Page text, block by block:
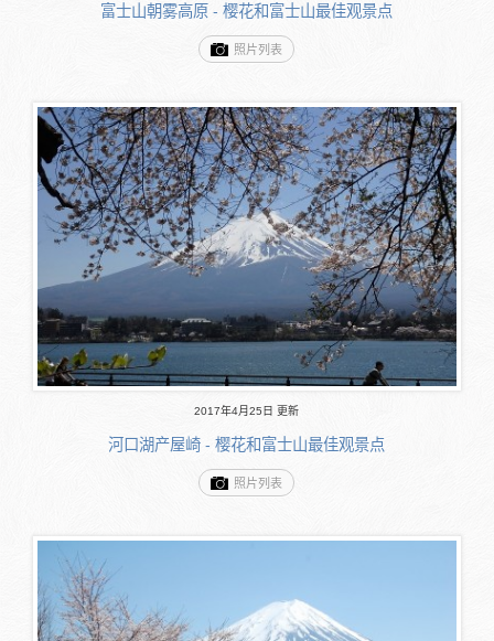
富士山朝雾高原 - 樱花和富士山最佳观景点
照片列表
2017年4月25日 更新
河口湖产屋崎 - 樱花和富士山最佳观景点
照片列表